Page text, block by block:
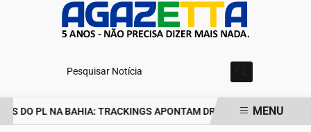
Pesquisar Notícia
DO PL NA BAHIA: TRACKINGS APONTAM DRA. RAISSA SOARES E
MENU